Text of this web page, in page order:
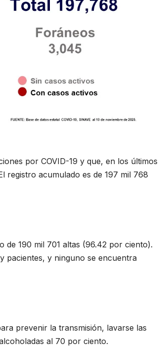
por COVID-19 y que, en los últimos
registro acumulado es de 197 mil 768
de 190 mil 701 altas (96.42 por ciento).
pacientes, y ninguno se encuentra
prevenir la transmisión, lavarse las
al 70 por ciento.